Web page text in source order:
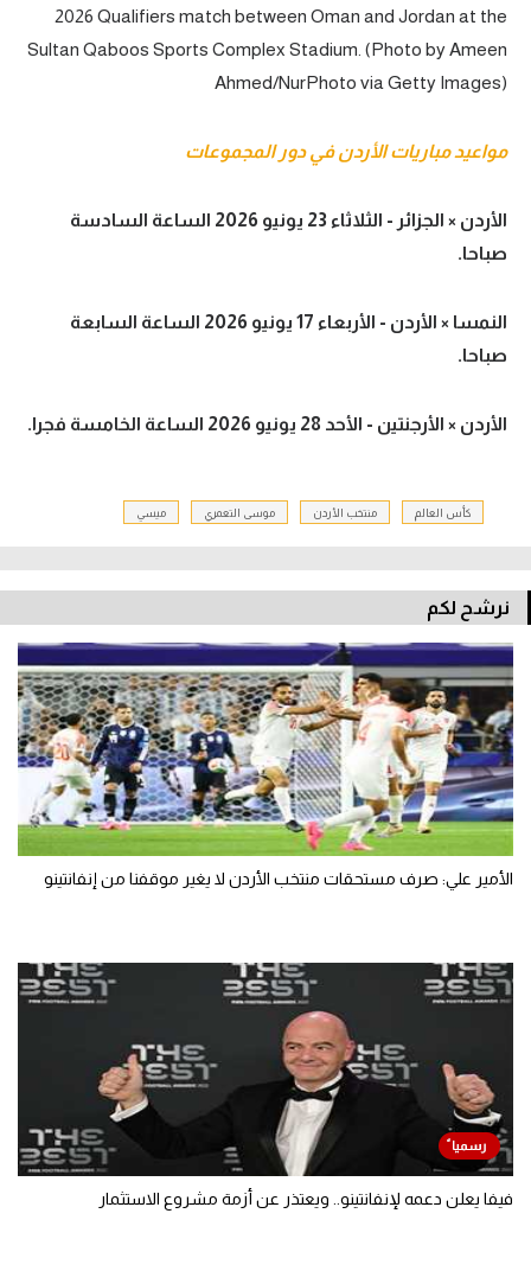
مواعيد مباريات الأردن في دور المجموعات
الأردن × الجزائر - الثلاثاء 23 يونيو 2026 الساعة السادسة
صباحا.
النمسا × الأردن - الأربعاء 17 يونيو 2026 الساعة السابعة
صباحا.
الأردن × الأرجنتين - الأحد 28 يونيو 2026 الساعة الخامسة فجرا.
كأس العالم منتخب الأردن موسى التعمري ميسي
نرشح لكم
الأمير علي: صرف مستحقات منتخب الأردن لا يغير موقفنا من إنفانتينو
فيفا يعلن دعمه لإنفانتينو.. ويعتذر عن أزمة مشروع الاستثمار